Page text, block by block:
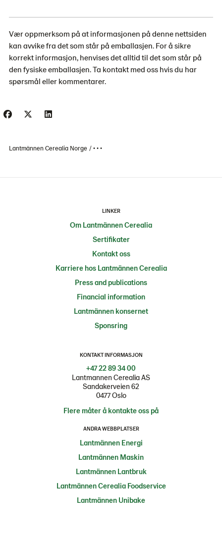
Vær oppmerksom på at informasjonen på denne nettsiden
kan avvike fra det som står på emballasjen. For å sikre
korrekt informasjon, henvises det alltid til det som står på
den fysiske emballasjen. Ta kontakt med oss ​​hvis du har
spørsmål eller kommentarer.
Lantmännen Cerealia Norge • • •
LINKER
Om Lantmännen Cerealia
Sertifikater
Kontakt oss
Karriere hos Lantmännen Cerealia
Press and publications
Financial information
Lantmännen konsernet
Sponsring
KONTAKT INFORMASJON
+47 22 89 34 00
Lantmannen Cerealia AS
Sandakerveien 62
0477 Oslo
Flere måter å kontakte oss på
ANDRA WEBBPLATSER
Lantmännen Energi
Lantmännen Maskin
Lantmännen Lantbruk
Lantmännen Cerealia Foodservice
Lantmännen Unibake